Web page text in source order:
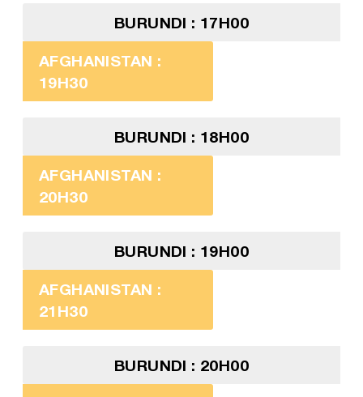
BURUNDI : 17H00
AFGHANISTAN :
19H30
BURUNDI : 18H00
AFGHANISTAN :
20H30
BURUNDI : 19H00
AFGHANISTAN :
21H30
BURUNDI : 20H00